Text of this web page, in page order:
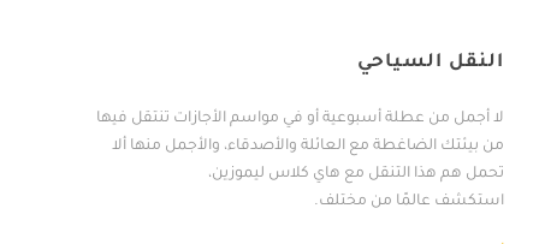
النقل السياحي
لا أجمل من عطلة أسبوعية أو في مواسم الأجازات تنتقل فيها
من بيئتك الضاغطة مع العائلة والأصدقاء، والأجمل منها ألا
تحمل هم هذا التنقل مع هاي كلاس ليموزين،
استكشف عالمًا من مختلف.